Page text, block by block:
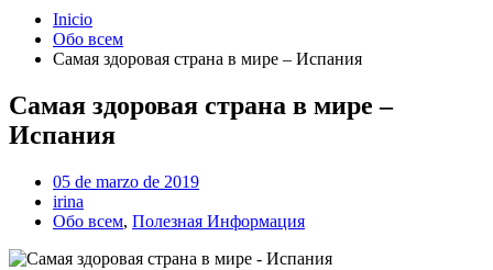
Inicio
Обо всем
Самая здоровая страна в мире – Испания
Самая здоровая страна в мире –
Испания
05 de marzo de 2019
irina
Обо всем, Полезная Информация